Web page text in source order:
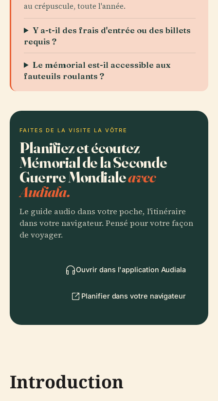
au crépuscule, toute l'année.
Y a-t-il des frais d'entrée ou des billets
requis ?
Le mémorial est-il accessible aux
fauteuils roulants ?
FAITES DE LA VISITE LA VÔTRE
Planifiez et écoutez
Mémorial de la Seconde
Guerre Mondialeavec
Audiala.
Le guide audio dans votre poche, l'itinéraire
dans votre navigateur. Pensé pour votre façon
de voyager.
Ouvrir dans l'application Audiala
Planifier dans votre navigateur
Introduction